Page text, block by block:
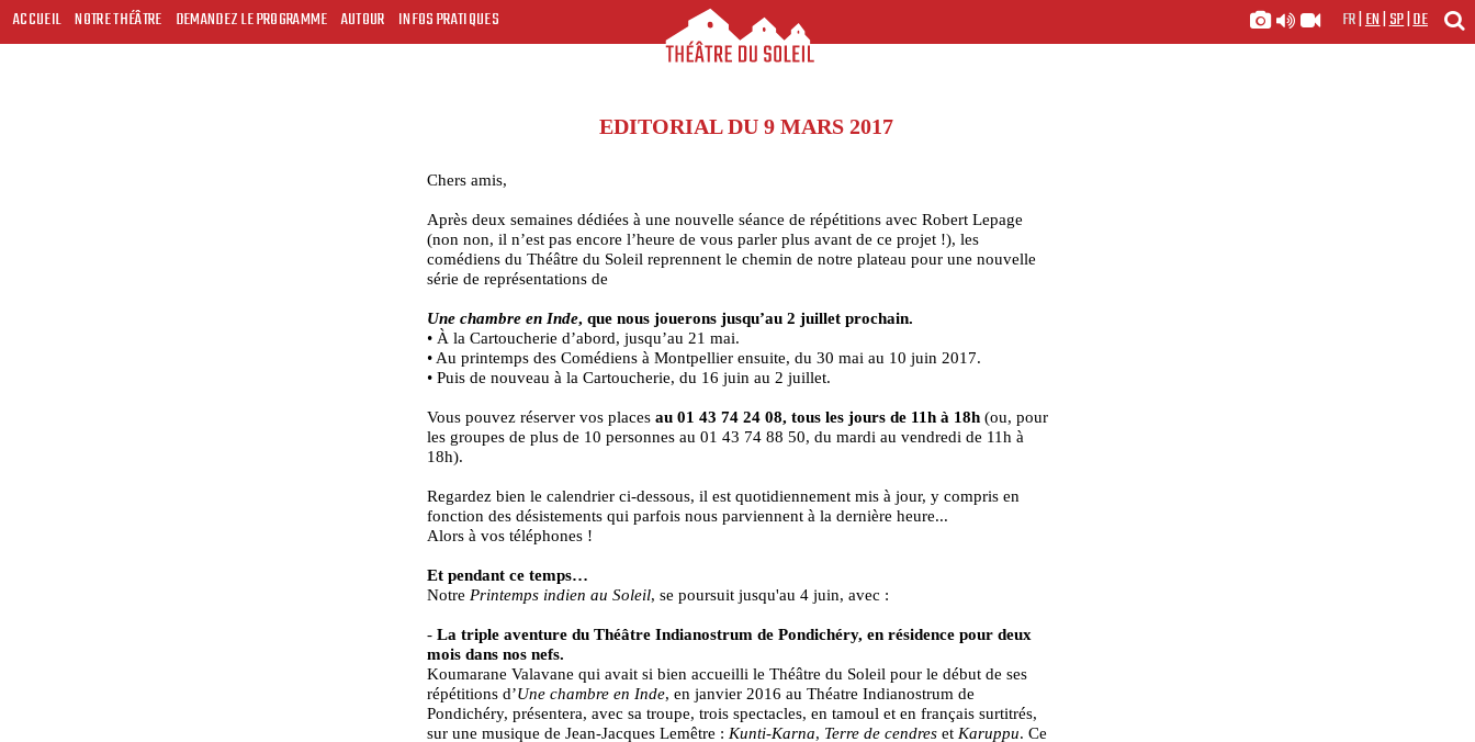
ACCUEIL NOTRE THÉÂTRE DEMANDEZ LE PROGRAMME AUTOUR INFOS PRATIQUES FR|EN|SP|DE
EDITORIAL DU 9 MARS 2017
Chers amis,
Après deux semaines dédiées à une nouvelle séance de répétitions avec Robert Lepage
(non non, il n’est pas encore l’heure de vous parler plus avant de ce projet !), les
comédiens du Théâtre du Soleil reprennent le chemin de notre plateau pour une nouvelle
série de représentations de
Une chambre en Inde, que nous jouerons jusqu’au 2 juillet prochain.
• À la Cartoucherie d’abord, jusqu’au 21 mai.
• Au printemps des Comédiens à Montpellier ensuite, du 30 mai au 10 juin 2017.
• Puis de nouveau à la Cartoucherie, du 16 juin au 2 juillet.
Vous pouvez réserver vos places au 01 43 74 24 08, tous les jours de 11h à 18h (ou, pour
les groupes de plus de 10 personnes au 01 43 74 88 50, du mardi au vendredi de 11h à
18h).
Regardez bien le calendrier ci-dessous, il est quotidiennement mis à jour, y compris en
fonction des désistements qui parfois nous parviennent à la dernière heure...
Alors à vos téléphones !
Et pendant ce temps…
Notre Printemps indien au Soleil, se poursuit jusqu'au 4 juin, avec :
- La triple aventure du Théâtre Indianostrum de Pondichéry, en résidence pour deux
mois dans nos nefs.
Koumarane Valavane qui avait si bien accueilli le Théâtre du Soleil pour le début de ses
répétitions d’Une chambre en Inde, en janvier 2016 au Théatre Indianostrum de
Pondichéry, présentera, avec sa troupe, trois spectacles, en tamoul et en français surtitrés,
sur une musique de Jean-Jacques Lemêtre : Kunti-Karna, Terre de cendreset Karuppu. Ce